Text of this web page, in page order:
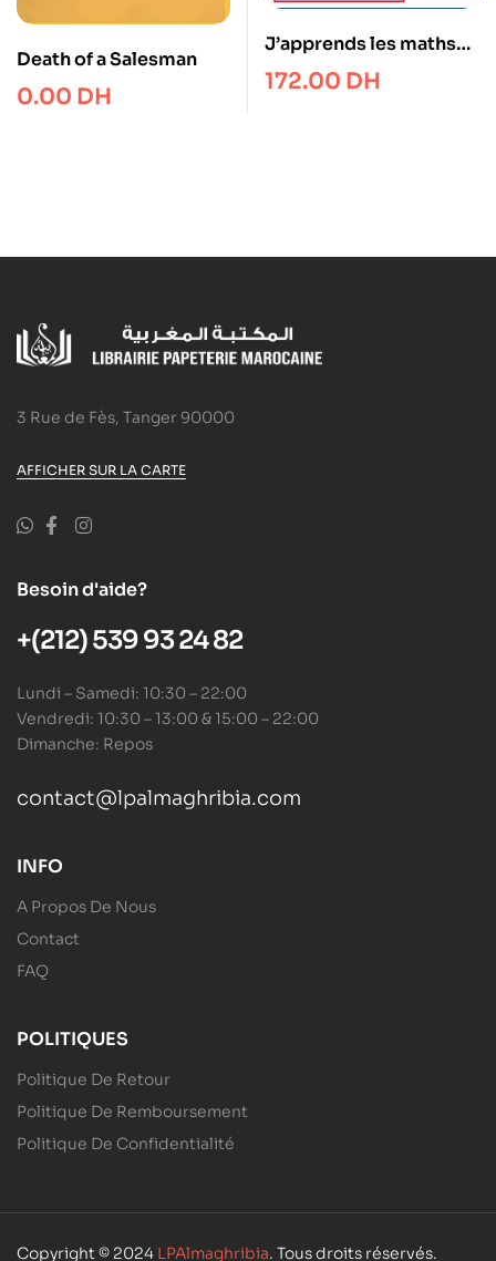
Death of a Salesman
0.00 DH
J’apprends les maths
CE1 – Fichiers en 2
volumes
172.00 DH
3 Rue de Fès, Tanger 90000
AFFICHER SUR LA CARTE
Besoin d'aide?
+(212) 539 93 24 82
Lundi – Samedi: 10:30 – 22:00
Vendredi: 10:30 – 13:00 & 15:00 – 22:00
Dimanche: Repos
contact@lpalmaghribia.com
INFO
A Propos De Nous
Contact
FAQ
POLITIQUES
Politique De Retour
Politique De Remboursement
Politique De Confidentialité
Copyright © 2024 LPAlmaghribia. Tous droits réservés.